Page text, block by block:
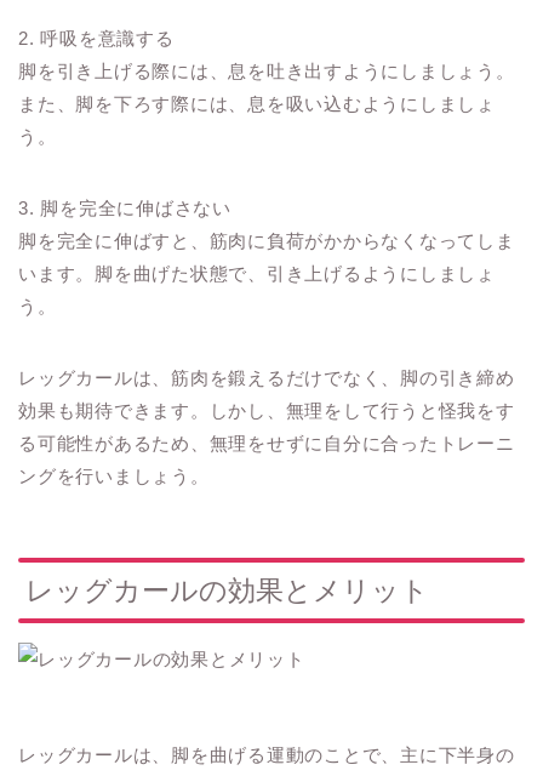
2. 呼吸を意識する
脚を引き上げる際には、息を吐き出すようにしましょう。
また、脚を下ろす際には、息を吸い込むようにしましょ
う。
3. 脚を完全に伸ばさない
脚を完全に伸ばすと、筋肉に負荷がかからなくなってしま
います。脚を曲げた状態で、引き上げるようにしましょ
う。
レッグカールは、筋肉を鍛えるだけでなく、脚の引き締め
効果も期待できます。しかし、無理をして行うと怪我をす
る可能性があるため、無理をせずに自分に合ったトレーニ
ングを行いましょう。
レッグカールの効果とメリット
レッグカールは、脚を曲げる運動のことで、主に下半身の